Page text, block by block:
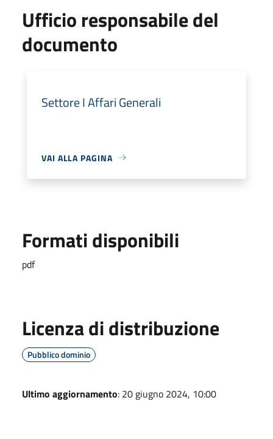
Ufficio responsabile del
documento
Settore I Affari Generali
VAI ALLA PAGINA
Formati disponibili
pdf
Licenza di distribuzione
Pubblico dominio
Ultimo aggiornamento: 20 giugno 2024, 10:00